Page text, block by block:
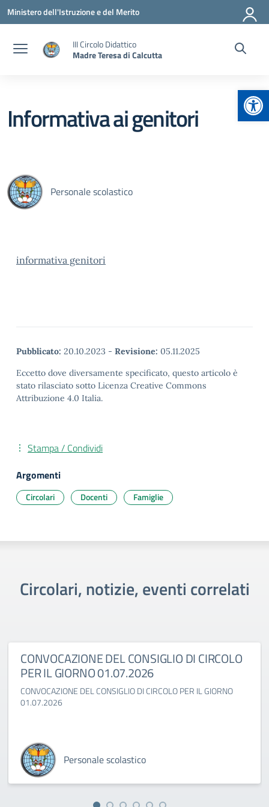
Vai ai contenuti
Vai al menu di navigazione
Vai al footer
Ministero dell'Istruzione e del Merito
III Circolo Didattico
Madre Teresa di Calcutta
Informativa ai genitori
Personale scolastico
informativa genitori
Pubblicato: 20.10.2023 - Revisione: 05.11.2025
Eccetto dove diversamente specificato, questo articolo è
stato rilasciato sotto Licenza Creative Commons
Attribuzione 4.0 Italia.
Stampa / Condividi
Argomenti
Circolari Docenti Famiglie
Circolari, notizie, eventi correlati
CONVOCAZIONE DEL CONSIGLIO DI CIRCOLO
PER IL GIORNO 01.07.2026
CONVOCAZIONE DEL CONSIGLIO DI CIRCOLO PER IL GIORNO
01.07.2026
Personale scolastico